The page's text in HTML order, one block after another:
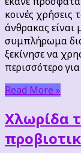
κοινές χρήσεις
άνθρακας
συμπλήρωμα
ξεκίνησε να
περισσότερο
Read More »
Χλωρίδα